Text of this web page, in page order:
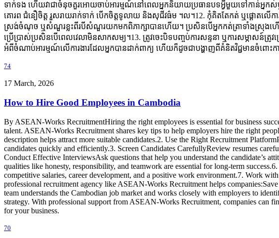
ទាក់ទង ហើយវាជាចំនុចគួរអោយចាប់អារម្មណ៍នៅពេលអ្នកនិយាយប្រធានបទអ្វីមួយទៅកាន់​អ្នកសម្
គោរព ជំនឿចិត្ត រួសរាយរាក់ទាក់ បើកចិត្តទូលាយ និងសុជីវធ៌ម ។ល។12. កុំគិតតែកត់ ឬផ្ដោតលើការក
ស្រង់ចំណុច ឬសំណួរខ្លះពីរបីសំណួរយកមកពិភាក្សាបានហើយ។ ប្រសិនបើអ្នកកត់ត្រាទាំងស្រុងហើយលំ
ប្រើប្រាស់ប្រសិនបើពេលវេលាមិនសាកសម្យ។13. ត្រូវចេះបិទបញ្ចប់ការសន្ទនា ឬការសម្ភាសន៍ត្
អំពីចំណាប់អារម្មណ៍លើការងារដែលអ្នកបានដាក់ពាក្យ ហើយក៏ដូចជាបង្ហាញពីគំនិតវិជ្ជមានចំព
74
17 March, 2026
How to Hire Good Employees in Cambodia
By ASEAN-Works RecruitmentHiring the right employees is essential for business
talent. ASEAN-Works Recruitment shares key tips to help employers hire the right
description helps attract more suitable candidates.2. Use the Right Recruitment
candidates quickly and efficiently.3. Screen Candidates CarefullyReview resumes
Conduct Effective InterviewsAsk questions that help you understand the candidate’s
qualities like honesty, responsibility, and teamwork are essential for long-term
competitive salaries, career development, and a positive work environment.7. Work
professional recruitment agency like ASEAN-Works Recruitment helps
team understands the Cambodian job market and works closely with employers to
strategy. With professional support from ASEAN-Works Recruitment, companies can
for your business.
70